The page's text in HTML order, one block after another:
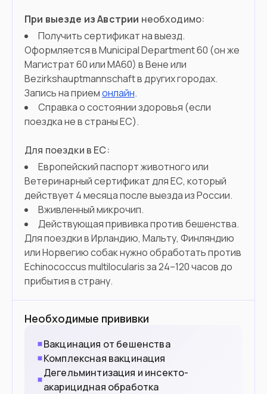
При выезде из Австрии необходимо:
Получить сертификат на выезд.
Оформляется в Municipal Department 60 (он же
Магистрат 60 или MA60) в Вене или
Bezirkshauptmannschaft в других городах.
Запись на приемонлайн.
Справка о состоянии здоровья (если
поездка не в страны ЕС).
Для поездки в ЕС:
Европейский паспорт животного или
Ветеринарный сертификат для ЕС, который
действует 4 месяца после выезда из России.
Вживленный микрочип.
Действующая прививка против бешенства.
Для поездки в Ирландию, Мальту, Финляндию
или Норвегию собак нужно обработать против
Echinococcus multilocularis за 24–120 часов до
прибытия в страну.
Необходимые прививки
Вакцинация от бешенства
Комплексная вакцинация
Дегельминтизация и инсекто-
акарицидная обработка